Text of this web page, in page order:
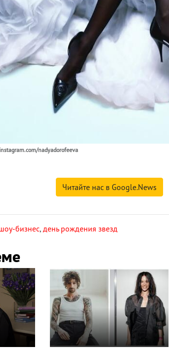
nadyadorofeeva
Читайте нас в Google.News
бизнес, день рождения звезд